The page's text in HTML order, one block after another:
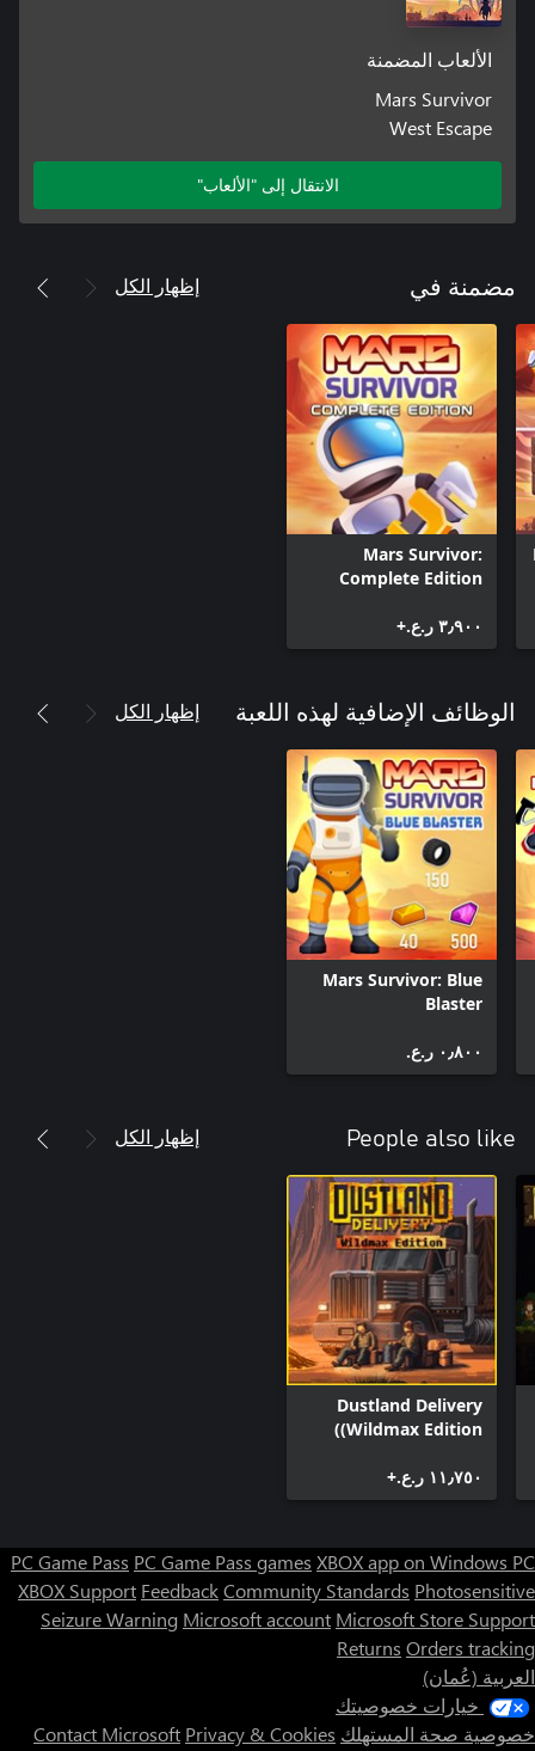
الألعاب المضمنة
Mars Survivor
West Escape
الانتقال إلى "الألعاب"
مضمنة في إظهار الكل
Mars Survivor:
Complete Edition
٣٫٩٠٠ ر.ع.‏+
الوظائف الإضافية لهذه اللعبة إظهار الكل
Mars Survivor: Blue
Blaster
٠٫٨٠٠ ر.ع.‏
People also like إظهار الكل
Dustland Delivery
(Wildmax Edition)
١١٫٧٥٠ ر.ع.‏+
PC Game Pass PC Game Pass games XBOX app on Windows PC
XBOX Support FeedbackCommunity Standards Photosensitive
Seizure Warning Microsoft account Microsoft Store Support
Returns Orders tracking
العربية (عُمان)
خيارات خصوصيتك
خصوصية صحة المستهلك
Contact Microsoft Privacy & Cookies